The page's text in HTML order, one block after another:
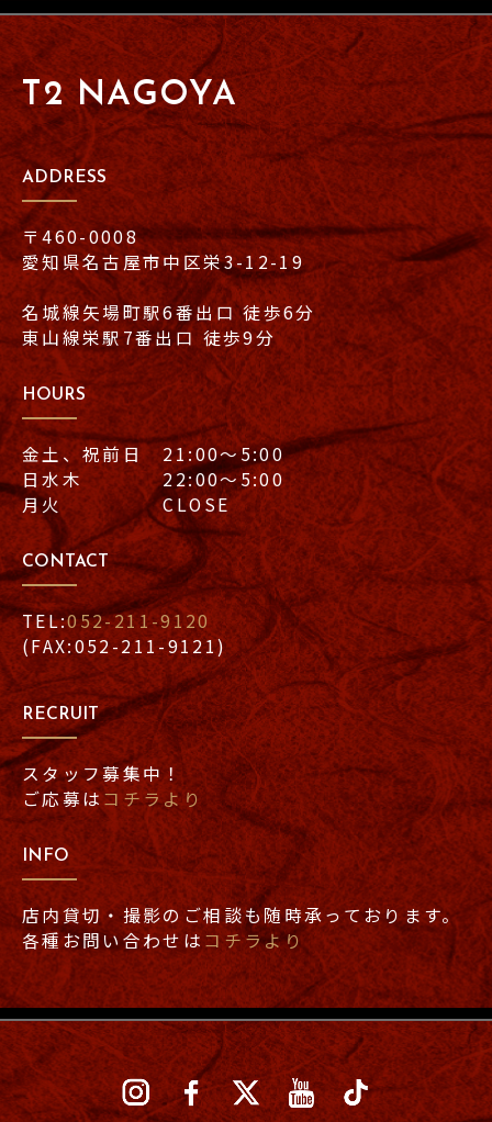
T2 NAGOYA
ADDRESS
〒460-0008
愛知県名古屋市中区栄3-12-19
名城線矢場町駅6番出口 徒歩6分
東山線栄駅7番出口 徒歩9分
HOURS
金土、祝前日 21:00〜5:00
日水木 22:00〜5:00
月火 CLOSE
CONTACT
TEL:052-211-9120
(FAX:052-211-9121)
RECRUIT
スタッフ募集中！
ご応募はコチラより
INFO
店内貸切・撮影のご相談も随時承っております。
各種お問い合わせはコチラより